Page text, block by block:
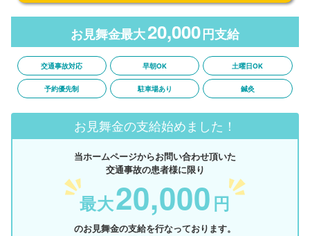
お見舞金最大20,000 円支給
交通事故対応 早朝OK 土曜日OK
予約優先制 駐車場あり 鍼灸
お見舞金の支給始めました！
当ホームページからお問い合わせ頂いた
交通事故の患者様に限り
最大20,000 円
のお見舞金の支給を行なっております。